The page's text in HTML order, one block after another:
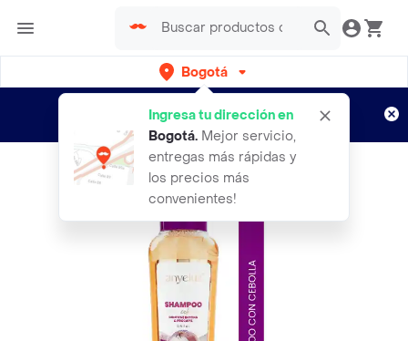
Bogotá
Ingresa tu dirección en
Bogotá. Mejor servicio,
entregas más rápidas y
los precios más
convenientes!
envíos gratis por semanas
Aplican TyC